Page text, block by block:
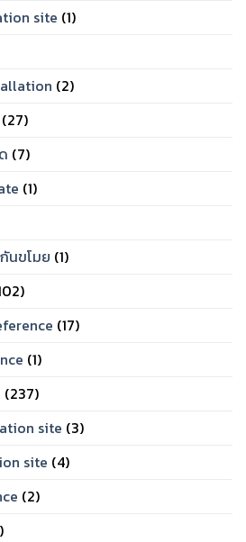
site (1)
(2)
(27)
(7)
(1)
นขโมย (1)
(17)
(1)
(237)
site (3)
site (4)
(2)